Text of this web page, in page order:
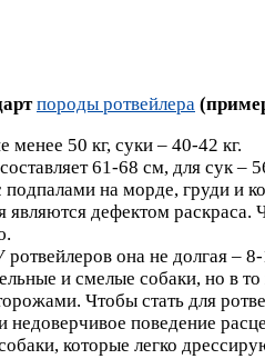
породы ротвейлера
50 кг, суки – 40-42 кг.
61-68 см, для сук –
на морде, груди и
являются дефектом
ротвейлеров она не долгая – 8-
и смелые собаки, но в
Чтобы стать для
недоверчивое поведение
которые легко